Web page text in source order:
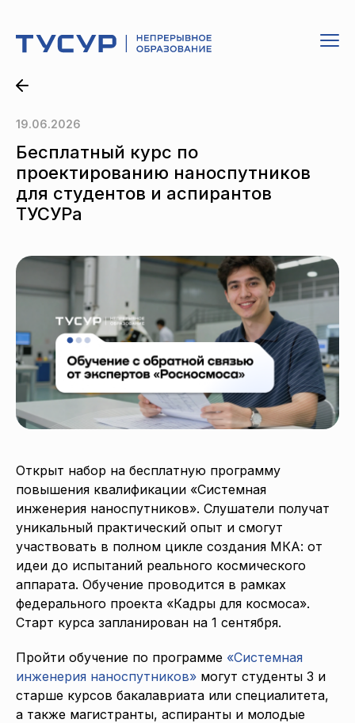
19.06.2026
Бесплатный курс по
проектированию наноспутников
для студентов и аспирантов
ТУСУРа
Открыт набор на бесплатную программу
повышения квалификации «Системная
инженерия наноспутников». Слушатели получат
уникальный практический опыт и смогут
участвовать в полном цикле создания МКА: от
идеи до испытаний реального космического
аппарата. Обучение проводится в рамках
федерального проекта «Кадры для космоса».
Старт курса запланирован на 1 сентября.
Пройти обучение по программе «Системная
инженерия наноспутников» могут студенты 3 и
старше курсов бакалавриата или специалитета,
а также магистранты, аспиранты и молодые